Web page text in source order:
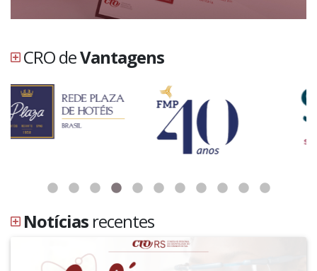
CRO deVantagens
Notícias recentes